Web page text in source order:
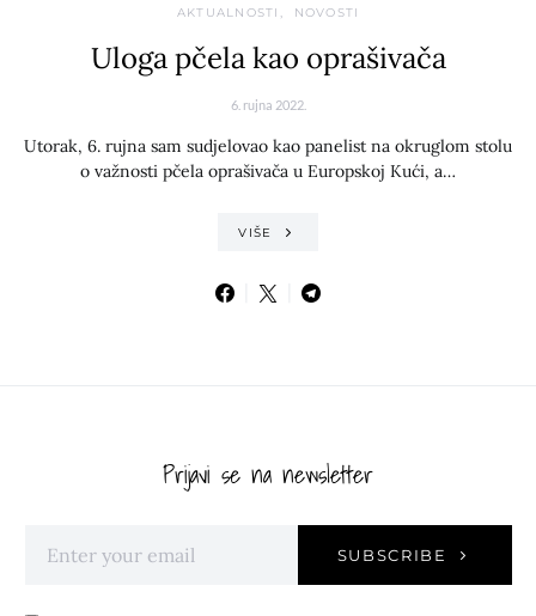
AKTUALNOSTI NOVOSTI
Uloga pčela kao oprašivača
6. rujna 2022.
Utorak, 6. rujna sam sudjelovao kao panelist na okruglom stolu
o važnosti pčela oprašivača u Europskoj Kući, a…
VIŠE
Prijavi se na newsletter
SUBSCRIBE